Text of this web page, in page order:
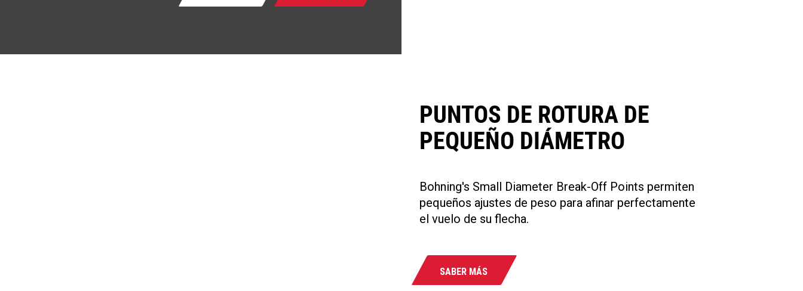
PUNTOS DE ROTURA DE
PEQUEÑO DIÁMETRO
Bohning's Small Diameter Break-Off Points permiten
pequeños ajustes de peso para afinar perfectamente
el vuelo de su flecha.
SABER MÁS